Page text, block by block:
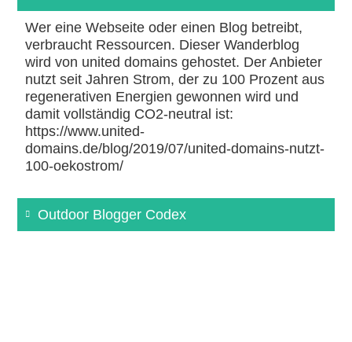
Wer eine Webseite oder einen Blog betreibt,
verbraucht Ressourcen. Dieser Wanderblog
wird von united domains gehostet. Der Anbieter
nutzt seit Jahren Strom, der zu 100 Prozent aus
regenerativen Energien gewonnen wird und
damit vollständig CO2-neutral ist:
https://www.united-
domains.de/blog/2019/07/united-domains-nutzt-
100-oekostrom/
Outdoor Blogger Codex